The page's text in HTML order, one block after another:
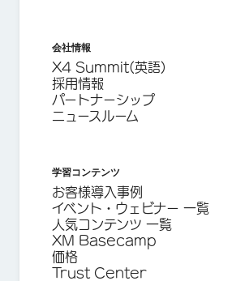
会社情報
X4 Summit(英語)
採用情報
パートナーシップ
ニュースルーム
学習コンテンツ
お客様導入事例
イベント・ウェビナー 一覧
人気コンテンツ 一覧
XM Basecamp
価格
Trust Center